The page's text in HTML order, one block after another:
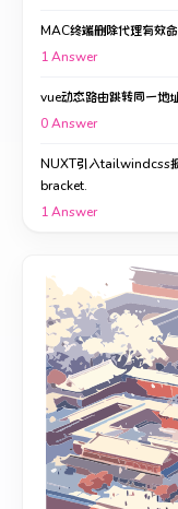
MAC终端删除代理有效
1Answer
vue动态路由跳转同一地
0Answer
NUXT引入tailwindcss
bracket.
1Answer